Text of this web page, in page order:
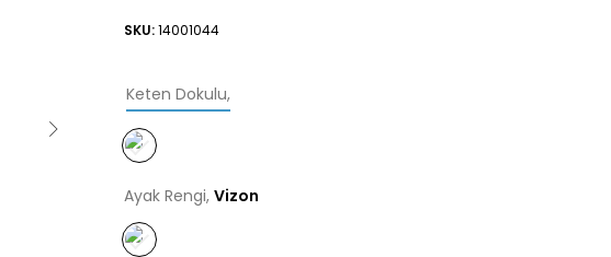
SKU: 14001044
Keten Dokulu,
Ayak Rengi, Vizon